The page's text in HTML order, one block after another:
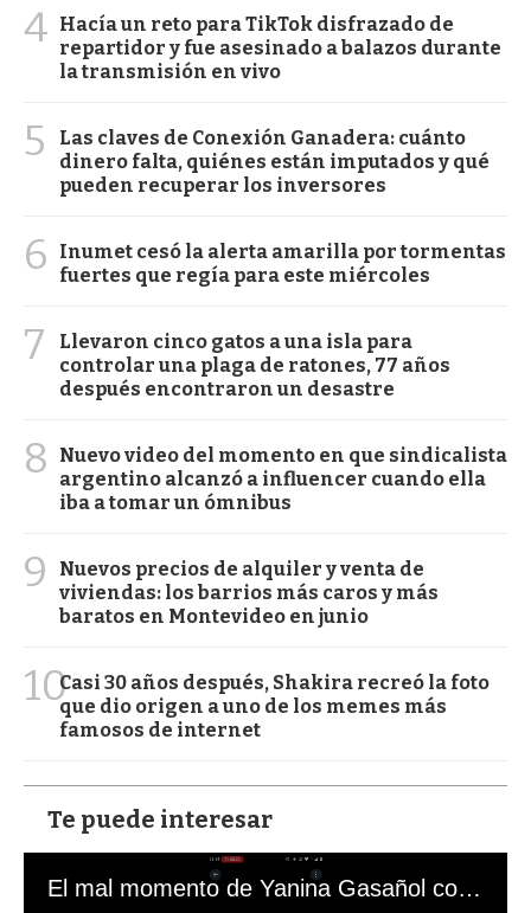
4 Hacía un reto para TikTok disfrazado de
repartidor y fue asesinado a balazos durante
la transmisión en vivo
5
Las claves de Conexión Ganadera: cuánto
dinero falta, quiénes están imputados y qué
pueden recuperar los inversores
6
Inumet cesó la alerta amarilla por tormentas
fuertes que regía para este miércoles
7
Llevaron cinco gatos a una isla para
controlar una plaga de ratones, 77 años
después encontraron un desastre
8
Nuevo video del momento en que sindicalista
argentino alcanzó a influencer cuando ella
iba a tomar un ómnibus
9
Nuevos precios de alquiler y venta de
viviendas: los barrios más caros y más
baratos en Montevideo en junio
10Casi 30 años después, Shakira recreó la foto
que dio origen a uno de los memes más
famosos de internet
Te puede interesar
El mal momento de Yanina Gasañol con un hincha argentino en "Subrayado"